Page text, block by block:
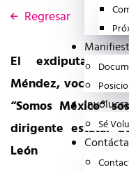
Sé
Regresar
El exdiputado
Méndez, vocero de
“Somos México”
dirigente estatal
León